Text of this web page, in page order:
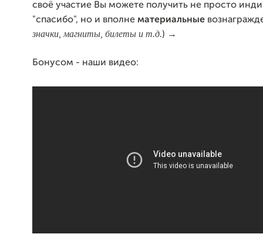
своё участие Вы можете получить не просто
"спасибо", но и вполне материальные
значки, магниты, билеты и т.д.) →
Бонусом - наши видео: